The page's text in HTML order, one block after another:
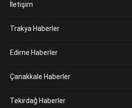
İletişim
Trakya Haberler
Edirne Haberler
Çanakkale Haberler
Tekirdağ Haberler